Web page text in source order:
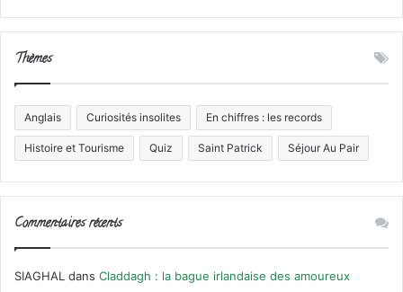
Thèmes
Anglais Curiosités insolites En chiffres : les records
Histoire et Tourisme Quiz Saint Patrick Séjour Au Pair
Commentaires récents
SIAGHAL dans Claddagh : la bague irlandaise des amoureux